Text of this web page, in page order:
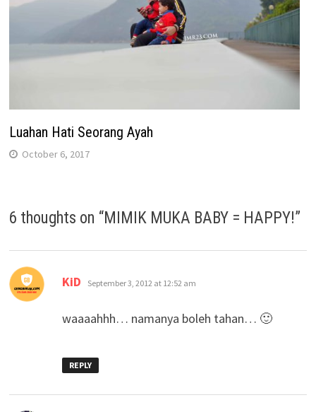
Luahan Hati Seorang Ayah
October 6, 2017
6 thoughts on “MIMIK MUKA BABY = HAPPY!”
KiD says:
September 3, 2012 at 12:52 am
waaaahhh… namanya boleh tahan… 🙂
REPLY